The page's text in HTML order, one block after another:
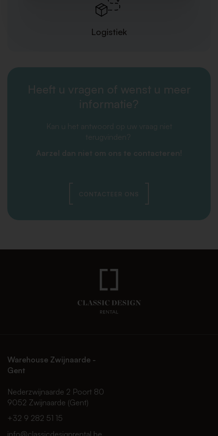
Logistiek
Heeft u vragen of wenst u meer
informatie?
Kan u het antwoord op uw vraag niet
terugvinden?
Aarzel dan niet om ons te contacteren!
CONTACTEER ONS
Warehouse Zwijnaarde -
Gent
Nederzwijnaarde 2 Poort 80
9052 Zwijnaarde (Gent)
+32 9 282 51 15